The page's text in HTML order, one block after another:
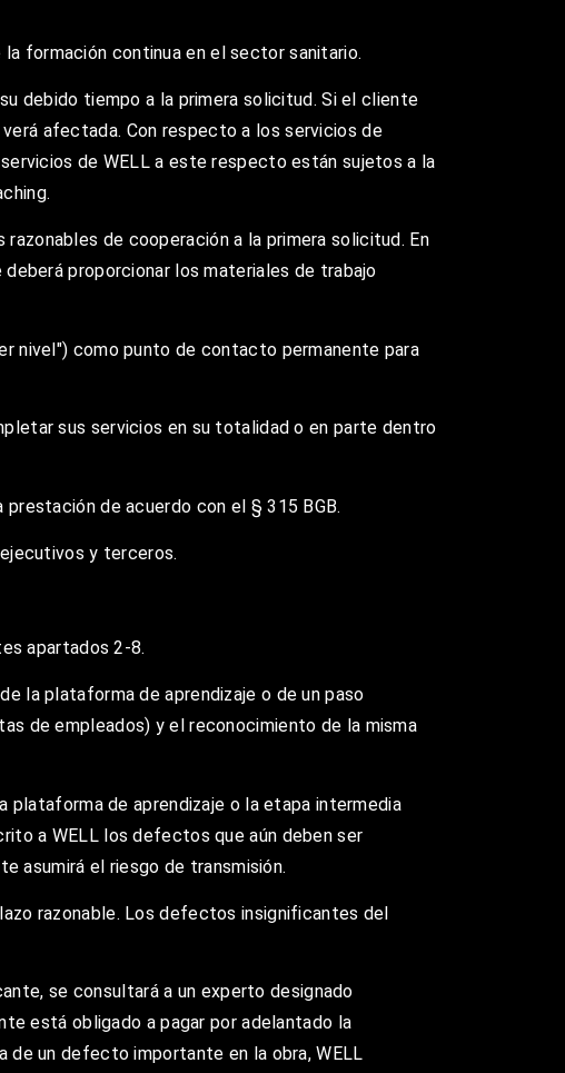
formación continua en el sector sanitario.
debido tiempo a la primera solicitud. Si el cliente
afectada. Con respecto a los servicios de
de WELL a este respecto están sujetos a la
de cooperación a la primera solicitud. En
proporcionar los materiales de trabajo
nivel") como punto de contacto permanente para
sus servicios en su totalidad o en parte dentro
de acuerdo con el § 315 BGB.
y terceros.
apartados 2-8.
la plataforma de aprendizaje o de un paso
de empleados) y el reconocimiento de la misma
plataforma de aprendizaje o la etapa intermedia
a WELL los defectos que aún deben ser
asumirá el riesgo de transmisión.
razonable. Los defectos insignificantes del
se consultará a un experto designado
está obligado a pagar por adelantado la
un defecto importante en la obra, WELL